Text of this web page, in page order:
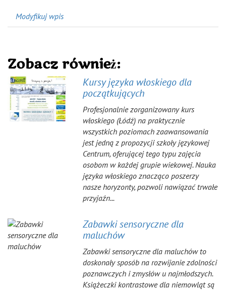
Modyfikuj wpis
Zobacz również:
Kursy języka włoskiego dla
początkujących
Profesjonalnie zorganizowany kurs
włoskiego (Łódź) na praktycznie
wszystkich poziomach zaawansowania
jest jedną z propozycji szkoły językowej
Centrum, oferującej tego typu zajęcia
osobom w każdej grupie wiekowej. Nauka
języka włoskiego znacząco poszerzy
nasze horyzonty, pozwoli nawiązać trwałe
przyjaźn...
Zabawki sensoryczne dla
maluchów
Zabawki sensoryczne dla maluchów to
doskonały sposób na rozwijanie zdolności
poznawczych i zmysłów u najmłodszych.
Książeczki kontrastowe dla niemowląt są